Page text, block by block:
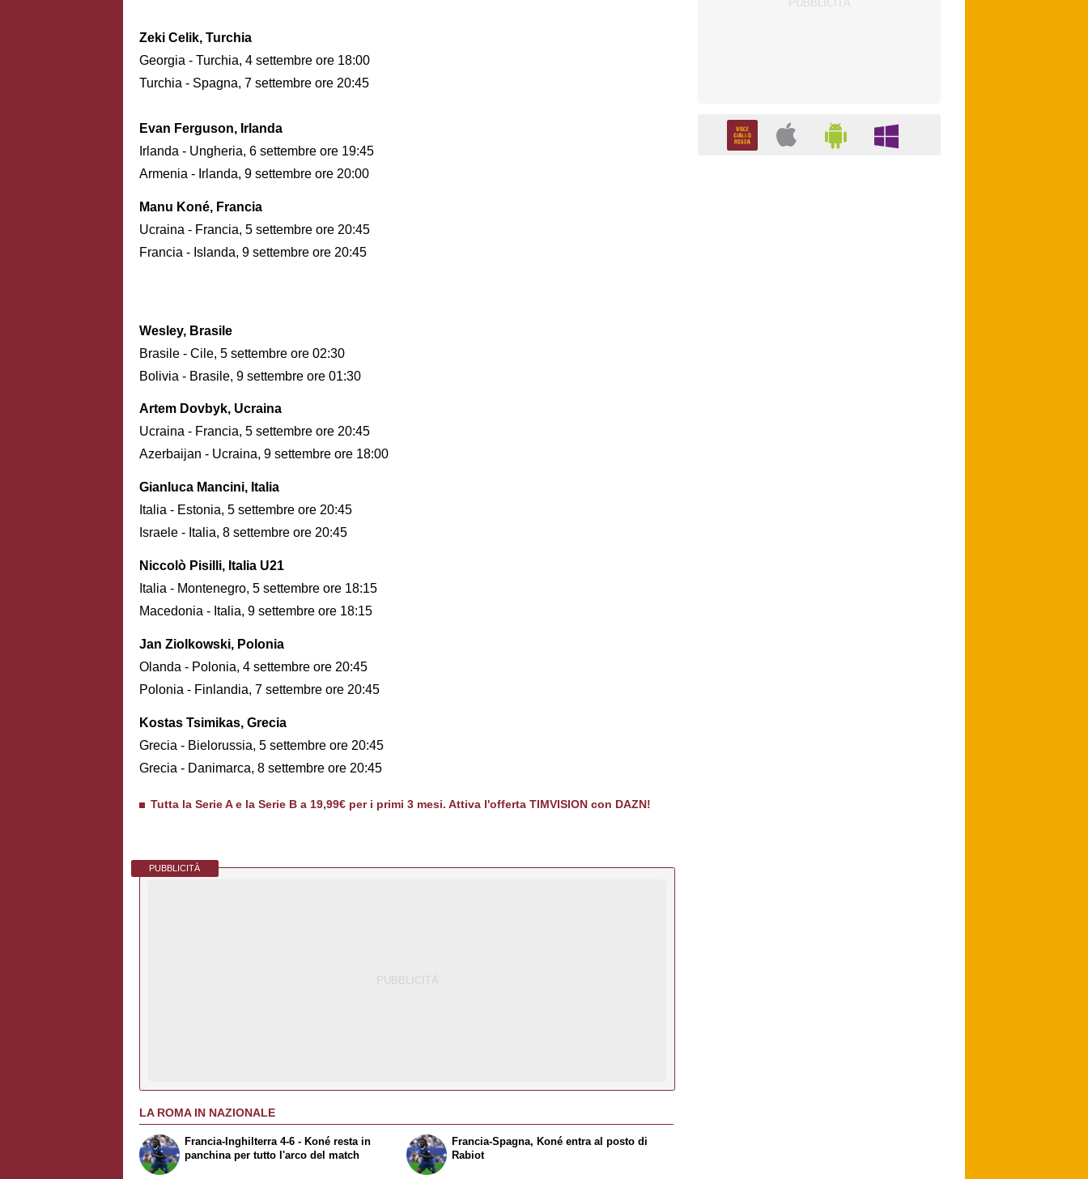
Zeki Celik, Turchia
Georgia - Turchia, 4 settembre ore 18:00
Turchia - Spagna, 7 settembre ore 20:45
Evan Ferguson, Irlanda
Irlanda - Ungheria, 6 settembre ore 19:45
Armenia - Irlanda, 9 settembre ore 20:00
Manu Koné, Francia
Ucraina - Francia, 5 settembre ore 20:45
Francia - Islanda, 9 settembre ore 20:45
Wesley, Brasile
Brasile - Cile, 5 settembre ore 02:30
Bolivia - Brasile, 9 settembre ore 01:30
Artem Dovbyk, Ucraina
Ucraina - Francia, 5 settembre ore 20:45
Azerbaijan - Ucraina, 9 settembre ore 18:00
Gianluca Mancini, Italia
Italia - Estonia, 5 settembre ore 20:45
Israele - Italia, 8 settembre ore 20:45
Niccolò Pisilli, Italia U21
Italia - Montenegro, 5 settembre ore 18:15
Macedonia - Italia, 9 settembre ore 18:15
Jan Ziolkowski, Polonia
Olanda - Polonia, 4 settembre ore 20:45
Polonia - Finlandia, 7 settembre ore 20:45
Kostas Tsimikas, Grecia
Grecia - Bielorussia, 5 settembre ore 20:45
Grecia - Danimarca, 8 settembre ore 20:45
Tutta la Serie A e la Serie B a 19,99€ per i primi 3 mesi. Attiva l'offerta TIMVISION con DAZN!
PUBBLICITÀ
LA ROMA IN NAZIONALE
Francia-Inghilterra 4-6 - Koné resta in
panchina per tutto l'arco del match
Francia-Spagna, Koné entra al posto di
Rabiot